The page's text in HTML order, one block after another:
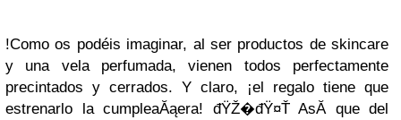
!Como os podéis imaginar, al ser productos de skincare
y una vela perfumada, vienen todos perfectamente
precintados y cerrados. Y claro, ¡el regalo tiene que
estrenarlo la cumpleaĂąera! đŸŽ�đŸ¤Ť AsĂ­ que del